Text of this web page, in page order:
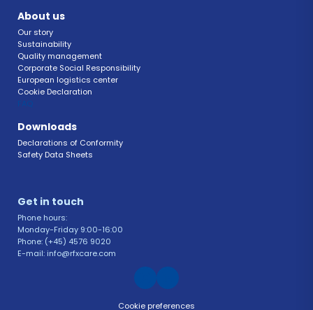
About us
Our story
Sustainability
Quality management
Corporate Social Responsibility
European logistics center
Cookie Declaration
FAQ
Downloads
Declarations of Conformity
Safety Data Sheets
Get in touch
Phone hours:
Monday-Friday 9:00-16:00
Phone: (+45) 4576 9020
E-mail: info@rfxcare.com
Cookie preferences